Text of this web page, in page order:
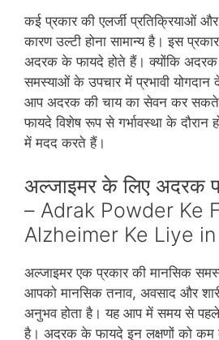
कई प्रकार की एलर्जी प्रतिक्रियाओं
कारण उल्‍टी होना सामान्‍य है। इस
अदरक के फायदे होते हैं। क्‍योंकि
समस्‍याओं के उपचार में प्रभावी
आप अदरक की चाय का सेवन कर
फायदे विशेष रूप से गर्भावस्‍था के दौरान
में मदद करते हैं।
अल्‍जाइमर के लिए अदरक
– Adrak Powder Ke
Alzheimer Ke Liye
अल्‍जाइमर एक प्रकार की मानसिक
आपको मानसिक तनाव, अवसाद और
अनुभव होता है। यह आप में समय से पहले
है। अदरक के फायदे इन लक्षणों को कम